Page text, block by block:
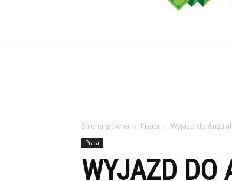
Strona główna Praca Wyjazd do
Praca
WYJAZD DO